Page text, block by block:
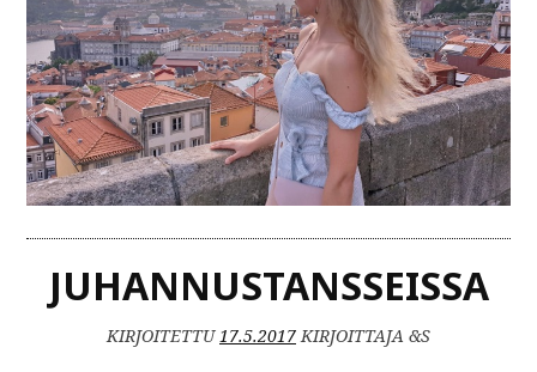
JUHANNUSTANSSEISSA
KIRJOITETTU17.5.2017KIRJOITTAJA &S